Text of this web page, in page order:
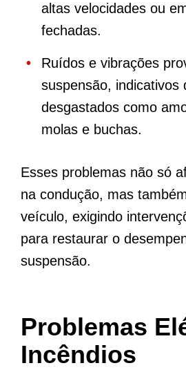
altas velocidades ou
fechadas.
Ruídos e vibrações
suspensão, indicativos
desgastados como
molas e buchas.
Esses problemas não só
na condução, mas
veículo, exigindo
para restaurar o
suspensão.
Problemas
Incêndios